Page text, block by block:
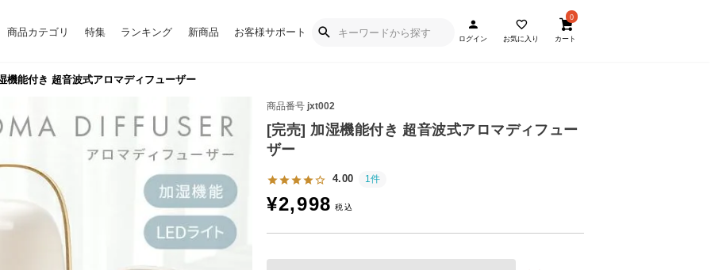
商品カテゴリ 特集 ランキング 新商品 お客様サポート
ログイン お気に入り
0
カート
機能付き 超音波式アロマディフューザー
商品番号 jxt002
[完売] 加湿機能付き 超音波式アロマディフュー
ザー
4.00 1件
¥2,998